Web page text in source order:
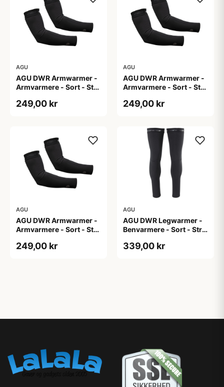
AGU
AGU DWR Armwarmer -
Armvarmere - Sort - Str.
249,00 kr
AGU
AGU DWR Armwarmer -
Armvarmere - Sort - Str.
249,00 kr
AGU
AGU DWR Armwarmer -
Armvarmere - Sort - Str.
249,00 kr
AGU
AGU DWR Legwarmer -
Benvarmere - Sort - Str.
339,00 kr